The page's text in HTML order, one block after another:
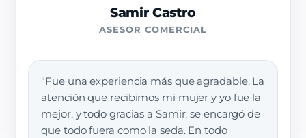
Samir Castro
ASESOR COMERCIAL
“Fue una experiencia más que agradable. La
atención que recibimos mi mujer y yo fue la
mejor, y todo gracias a Samir: se encargó de
que todo fuera como la seda. En todo